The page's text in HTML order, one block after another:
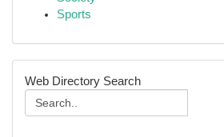
Sports
Web Directory Search